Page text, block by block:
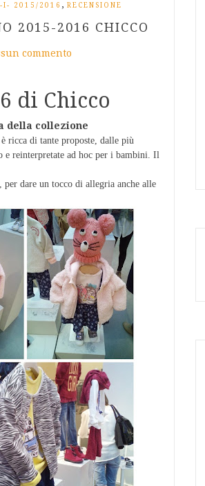
I- 2015/2016 , RECENSIONE
2015-2016 CHICCO
commento
di Chicco
della collezione
ricca di tante proposte, dalle più
e reinterpretate ad hoc per i bambini. Il
dare un tocco di allegria anche alle